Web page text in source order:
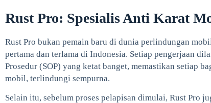
Rust Pro: Spesialis Anti Karat
Rust Pro bukan pemain baru di dunia perlindungan
pertama dan terlama di Indonesia. Setiap pengerjaan
Prosedur (SOP) yang ketat banget, memastikan setiap
mobil, terlindungi sempurna.
Selain itu, sebelum proses pelapisan dimulai, Rust Pro